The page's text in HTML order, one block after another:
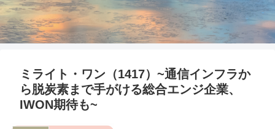
ミライト・ワン（1417）~通信インフラか
ら脱炭素まで手がける総合エンジ企業、
IWON期待も~